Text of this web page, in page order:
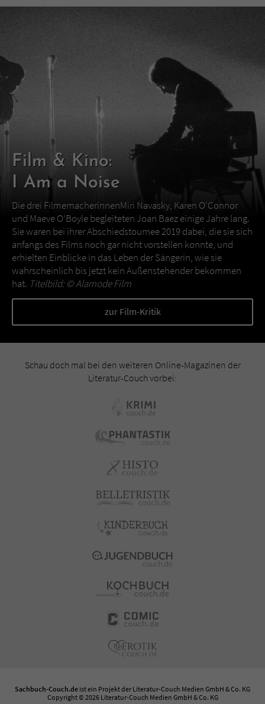
Film & Kino:
I Am a Noise
Die drei FilmemacherinnenMiri Navasky, Karen O‘Connor
und Maeve O‘Boyle begleiteten Joan Baez einige Jahre lang.
Sie waren bei ihrer Abschiedstournee 2019 dabei, die sie sich
anfangs des Films noch gar nicht vorstellen konnte, und
erhielten Einblicke in das Leben der Sängerin, wie sie
wahrscheinlich bis jetzt kein Außenstehender bekommen
hat. Titelbild: ©Alamode Film
zur Film-Kritik
Schau doch mal bei den weiteren Online-Magazinen der
Literatur-Couch vorbei:
Sachbuch-Couch.de ist ein Projekt der Literatur-Couch Medien GmbH & Co. KG
Copyright © 2026 Literatur-Couch Medien GmbH & Co. KG